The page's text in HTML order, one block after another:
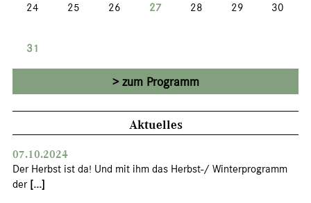
24 25 26 27 28 29 30
31
zum Programm
Aktuelles
07.10.2024
Der Herbst ist da! Und mit ihm das Herbst-/ Winterprogramm
der [...]